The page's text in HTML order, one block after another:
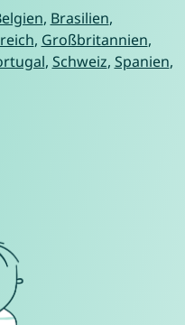
, Brasilien,
, Großbritannien,
, Schweiz, Spanien,